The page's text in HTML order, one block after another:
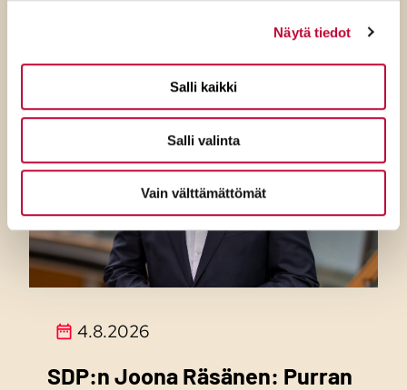
Näytä tiedot
Salli kaikki
Salli valinta
Vain välttämättömät
4.8.2026
SDP:n Joona Räsänen: Purran